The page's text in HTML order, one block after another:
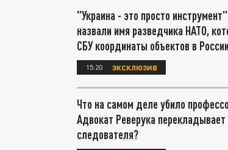
"Украина - это просто
назвали имя разведчика НАТО,
СБУ координаты объектов в
15:20 ЭКСКЛЮЗИВ
Что на самом деле убило
Адвокат Реверука перекладывает
следователя?